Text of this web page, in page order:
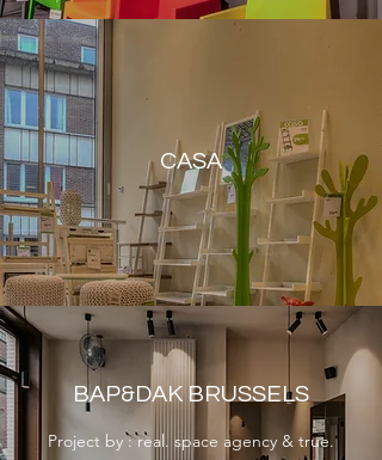
BAP&DAK BRUSSELS
Project by : real. space agency & true.
CASA